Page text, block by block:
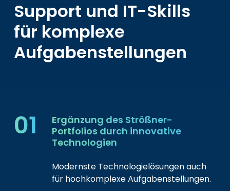
Support und IT-Skills
für komplexe
Aufgabenstellungen
01
Ergänzung des Strößner-
Portfolios durch innovative
Technologien
Modernste Technologielösungen auch
für hochkomplexe Aufgabenstellungen.